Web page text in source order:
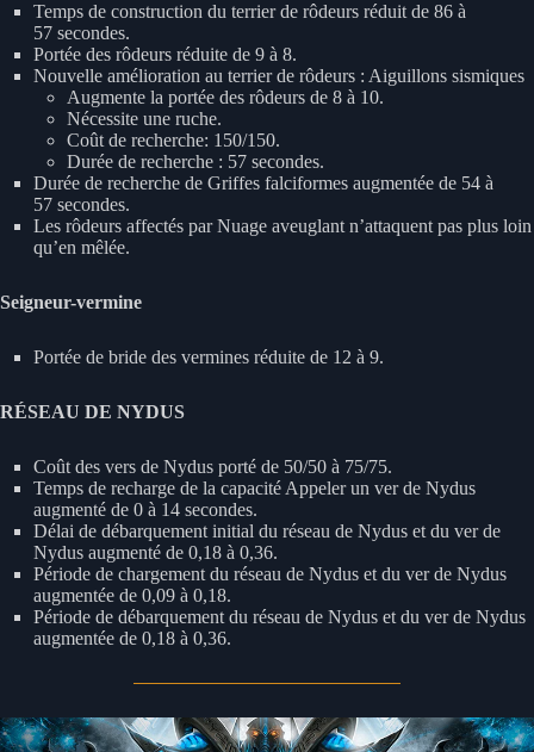
Temps de construction du terrier de rôdeurs réduit de 86 à
57 secondes.
Portée des rôdeurs réduite de 9 à 8.
Nouvelle amélioration au terrier de rôdeurs : Aiguillons sismiques
Augmente la portée des rôdeurs de 8 à 10.
Nécessite une ruche.
Coût de recherche: 150/150.
Durée de recherche : 57 secondes.
Durée de recherche de Griffes falciformes augmentée de 54 à
57 secondes.
Les rôdeurs affectés par Nuage aveuglant n’attaquent pas plus loin
qu’en mêlée.
Seigneur-vermine
Portée de bride des vermines réduite de 12 à 9.
RÉSEAU DE NYDUS
Coût des vers de Nydus porté de 50/50 à 75/75.
Temps de recharge de la capacité Appeler un ver de Nydus
augmenté de 0 à 14 secondes.
Délai de débarquement initial du réseau de Nydus et du ver de
Nydus augmenté de 0,18 à 0,36.
Période de chargement du réseau de Nydus et du ver de Nydus
augmentée de 0,09 à 0,18.
Période de débarquement du réseau de Nydus et du ver de Nydus
augmentée de 0,18 à 0,36.